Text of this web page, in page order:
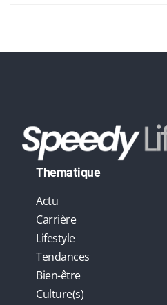
:
Thematique
Actu
Carrière
Lifestyle
Tendances
Bien-être
Culture(s)